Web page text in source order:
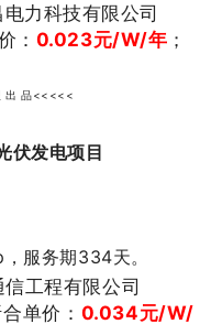
力科技有限公司
： 0.023元/W/年 ；
出 品<<<<<
伏发电项目
服务期334天。
工程有限公司
单价： 0.034元/W/